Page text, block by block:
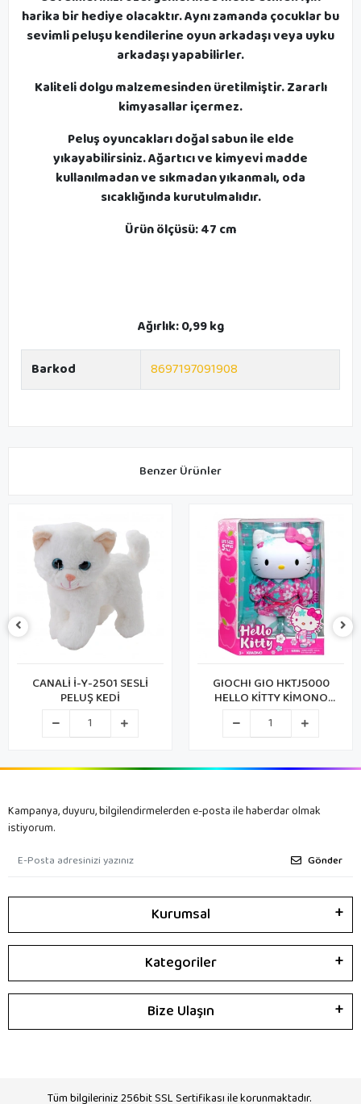
harika bir hediye olacaktır. Aynı zamanda çocuklar bu
sevimli peluşu kendilerine oyun arkadaşı veya uyku
arkadaşı yapabilirler.
Kaliteli dolgu malzemesinden üretilmiştir. Zararlı
kimyasallar içermez.
Peluş oyuncakları doğal sabun ile elde
yıkayabilirsiniz. Ağartıcı ve kimyevi madde
kullanılmadan ve sıkmadan yıkanmalı, oda
sıcaklığında kurutulmalıdır.
Ürün ölçüsü: 47 cm
Ağırlık: 0,99 kg
Barkod 8697197091908
Benzer Ürünler
2501 SESLİ GIOCHI GIO HKTJ5000
HELLO KİTTY KİMONO
BİCİRİK
Kampanya, duyuru, bilgilendirmelerden e-posta ile haberdar olmak
istiyorum.
Gönder
Kurumsal
Kategoriler
Bize Ulaşın
Tüm bilgileriniz 256bit SSL Sertifikası ile korunmaktadır.